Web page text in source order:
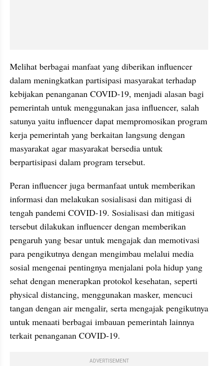
Melihat berbagai manfaat yang diberikan influencer
dalam meningkatkan partisipasi masyarakat terhadap
kebijakan penanganan COVID-19, menjadi alasan bagi
pemerintah untuk menggunakan jasa influencer, salah
satunya yaitu influencer dapat mempromosikan program
kerja pemerintah yang berkaitan langsung dengan
masyarakat agar masyarakat bersedia untuk
berpartisipasi dalam program tersebut.
Peran influencer juga bermanfaat untuk memberikan
informasi dan melakukan sosialisasi dan mitigasi di
tengah pandemi COVID-19. Sosialisasi dan mitigasi
tersebut dilakukan influencer dengan memberikan
pengaruh yang besar untuk mengajak dan memotivasi
para pengikutnya dengan mengimbau melalui media
sosial mengenai pentingnya menjalani pola hidup yang
sehat dengan menerapkan protokol kesehatan, seperti
physical distancing, menggunakan masker, mencuci
tangan dengan air mengalir, serta mengajak pengikutnya
untuk menaati berbagai imbauan pemerintah lainnya
terkait penanganan COVID-19.
ADVERTISEMENT